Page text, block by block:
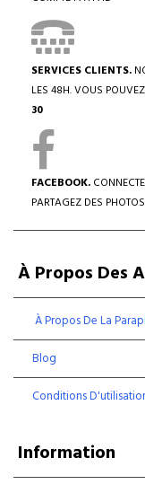
SERVICES CLIENTS.
LES 48H. VOUS
30
FACEBOOK.
PARTAGEZ DES
À Propos Des
À Propos De La
Blog
Conditions
Information